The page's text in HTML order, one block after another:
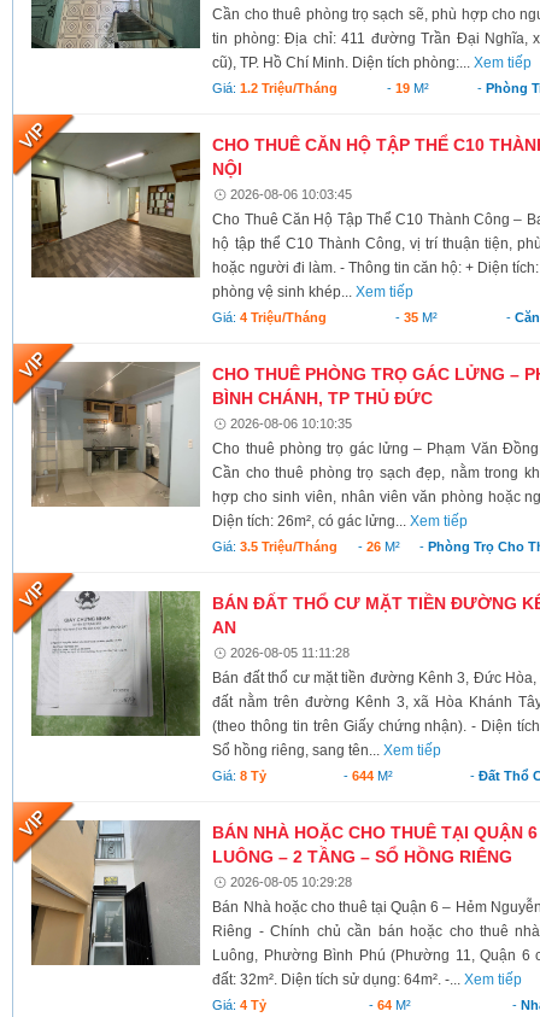
Cần cho thuê phòng trọ sạch sẽ, phù hợp cho
tin phòng: Địa chỉ: 411 đường Trần Đại Nghĩa,
cũ), TP. Hồ Chí Minh. Diện tích phòng:...Xem tiếp
Giá:1.2 Triệu/tháng - 19M² - Phòng
CHO THUÊ CĂN HỘ TẬP THỂ C10
NỘI
2026-08-06 10:03:45
Cho Thuê Căn Hộ Tập Thể C10 Thành Công –
hộ tập thể C10 Thành Công, vị trí thuận tiện,
hoặc người đi làm. - Thông tin căn hộ: + Diện
phòng vệ sinh khép...Xem tiếp
Giá:4 Triệu/tháng -35 M² -
CHO THUÊ PHÒNG TRỌ GÁC LỬNG –
BÌNH CHÁNH, TP THỦ ĐỨC
2026-08-06 10:10:35
Cho thuê phòng trọ gác lửng – Phạm Văn
Cần cho thuê phòng trọ sạch đẹp, nằm trong
hợp cho sinh viên, nhân viên văn phòng hoặc
Diện tích: 26m², có gác lửng...Xem tiếp
Giá:3.5 Triệu/tháng - 26M² -Phòng Trọ Cho
BÁN ĐẤT THỔ CƯ MẶT TIỀN ĐƯỜNG
AN
2026-08-05 11:11:28
Bán đất thổ cư mặt tiền đường Kênh 3, Đức
đất nằm trên đường Kênh 3, xã Hòa Khánh
(theo thông tin trên Giấy chứng nhận). - Diện
Sổ hồng riêng, sang tên...Xem tiếp
Giá:8 Tỷ -644 M² - Đất Thổ
BÁN NHÀ HOẶC CHO THUÊ TẠI QUẬN
LUÔNG – 2 TẦNG – SỔ HỒNG RIÊNG
2026-08-05 10:29:28
Bán Nhà hoặc cho thuê tại Quận 6 – Hẻm
Riêng - Chính chủ cần bán hoặc cho thuê
Luông, Phường Bình Phú (Phường 11, Quận 6
đất: 32m². Diện tích sử dụng: 64m². -...Xem tiếp
Giá:4 Tỷ - 64M² -